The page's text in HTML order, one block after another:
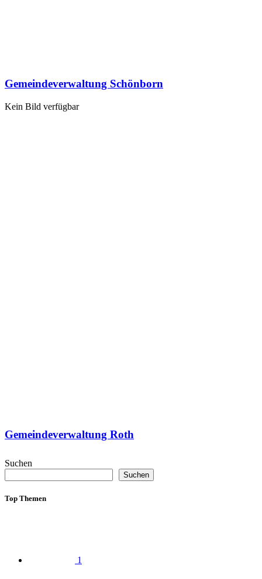
Gemeindeverwaltung Schönborn
Kein Bild verfügbar
Gemeindeverwaltung Roth
Suchen
Suchen
Top Themen
1